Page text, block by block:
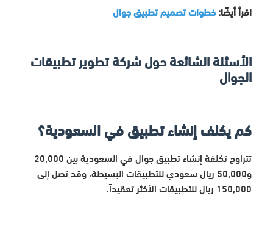
اقرأ أيضًا: خطوات تصميم تطبيق جوال
الأسئلة الشائعة حول شركة تطوير تطبيقات
الجوال
كم يكلف إنشاء تطبيق في السعودية؟
تتراوح تكلفة إنشاء تطبيق جوال في السعودية بين 20,000
و50,000 ريال سعودي للتطبيقات البسيطة، وقد تصل إلى
150,000 ريال للتطبيقات الأكثر تعقيداً.